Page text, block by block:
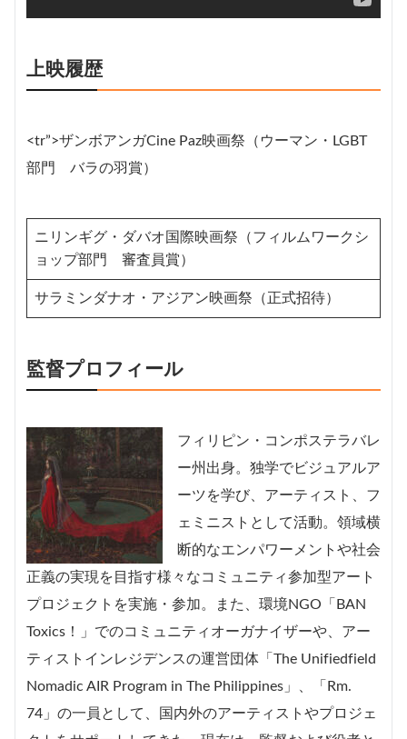
上映履歴
<tr”>ザンボアンガCine Paz映画祭（ウーマン・LGBT
部門 バラの羽賞）
ニリンギグ・ダバオ国際映画祭（フィルムワークシ
ョップ部門 審査員賞）
サラミンダナオ・アジアン映画祭（正式招待）
監督プロフィール
フィリピン・コンポステラバレ
ー州出身。独学でビジュアルア
ーツを学び、アーティスト、フ
ェミニストとして活動。領域横
断的なエンパワーメントや社会
正義の実現を目指す様々なコミュニティ参加型アート
プロジェクトを実施・参加。また、環境NGO「BAN
Toxics！」でのコミュニティオーガナイザーや、アー
ティストインレジデンスの運営団体「The Unifiedfield
Nomadic AIR Program in The Philippines」、「Rm.
74」の一員として、国内外のアーティストやプロジェ